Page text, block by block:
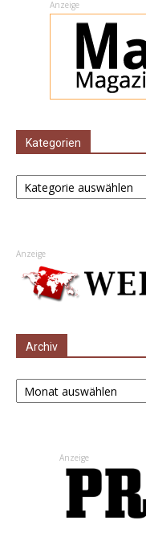
Anzeige
Kategorien
Kategorien
Anzeige
Archiv
Archiv
Anzeige